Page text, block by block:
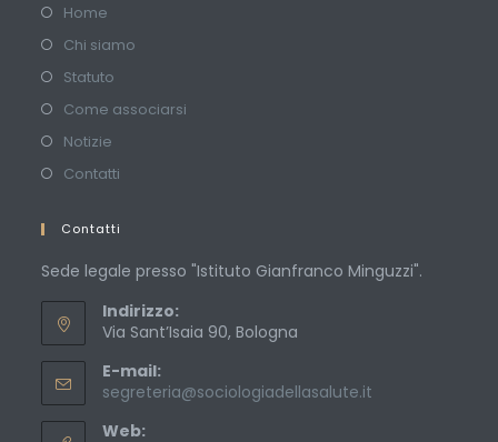
Home
Chi siamo
Statuto
Come associarsi
Notizie
Contatti
Contatti
Sede legale presso "Istituto Gianfranco Minguzzi".
Indirizzo:
Via Sant’Isaia 90, Bologna
E-mail:
segreteria@sociologiadellasalute.it
Web: